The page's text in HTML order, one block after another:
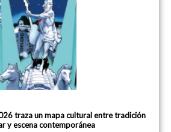
traza un mapa cultural entre tradición
y escena contemporánea